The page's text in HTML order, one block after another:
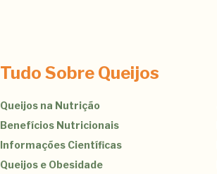
Tudo Sobre Queijos
Queijos na Nutrição
Benefícios Nutricionais
Informações Científicas
Queijos e Obesidade